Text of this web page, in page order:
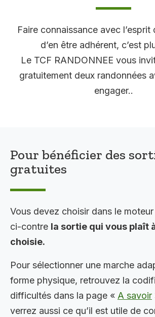
Faire connaissance avec
d’en être adhérent, c’est
Le TCF RANDONNEE vous
gratuitement deux randonnées
engager..
Pour bénéficier des
gratuites
Vous devez choisir dans le
ci-contre la sortie qui vous plaît
choisie.
Pour sélectionner une marche
forme physique, retrouvez la
difficultés dans la page « A savoir
verrez aussi ce qu’il est utile de